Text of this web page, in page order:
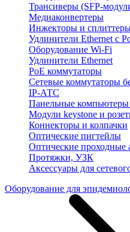
Трансиверы (SFP-
Медиаконвертеры
Инжекторы и
Удлинители Ethernet с
Оборудование Wi-Fi
Удлинители Ethernet
PoE коммутаторы
Сетевые коммутаторы
IP-АТС
Панельные
Модули keystone и
Коннекторы и колпачки
Оптические пигтейлы
Оптические проходные
Протяжки, УЗК
Аксессуары для
Оборудование для